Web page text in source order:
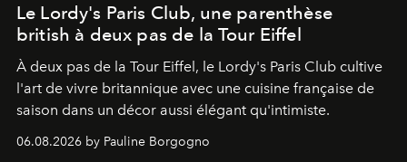
Le Lordy's Paris Club, une parenthèse
british à deux pas de la Tour Eiffel
À deux pas de la Tour Eiffel, le Lordy's Paris Club cultive
l'art de vivre britannique avec une cuisine française de
saison dans un décor aussi élégant qu'intimiste.
06.08.2026 by Pauline Borgogno